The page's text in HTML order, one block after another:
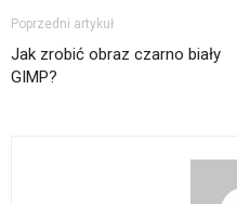
Poprzedni artykuł
Jak zrobić obraz czarno biały
GIMP?